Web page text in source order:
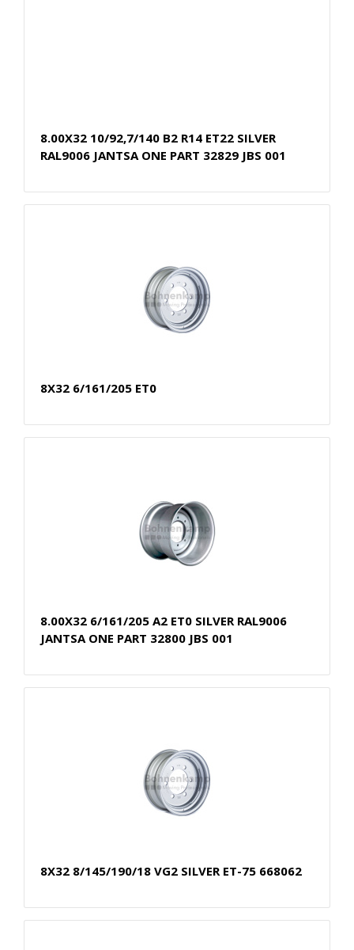
8.00X32 10/92,7/140 B2 R14 ET22 SILVER
RAL9006 JANTSA ONE PART 32829 JBS 001
8X32 6/161/205 ET0
8.00X32 6/161/205 A2 ET0 SILVER RAL9006
JANTSA ONE PART 32800 JBS 001
8X32 8/145/190/18 VG2 SILVER ET-75 668062